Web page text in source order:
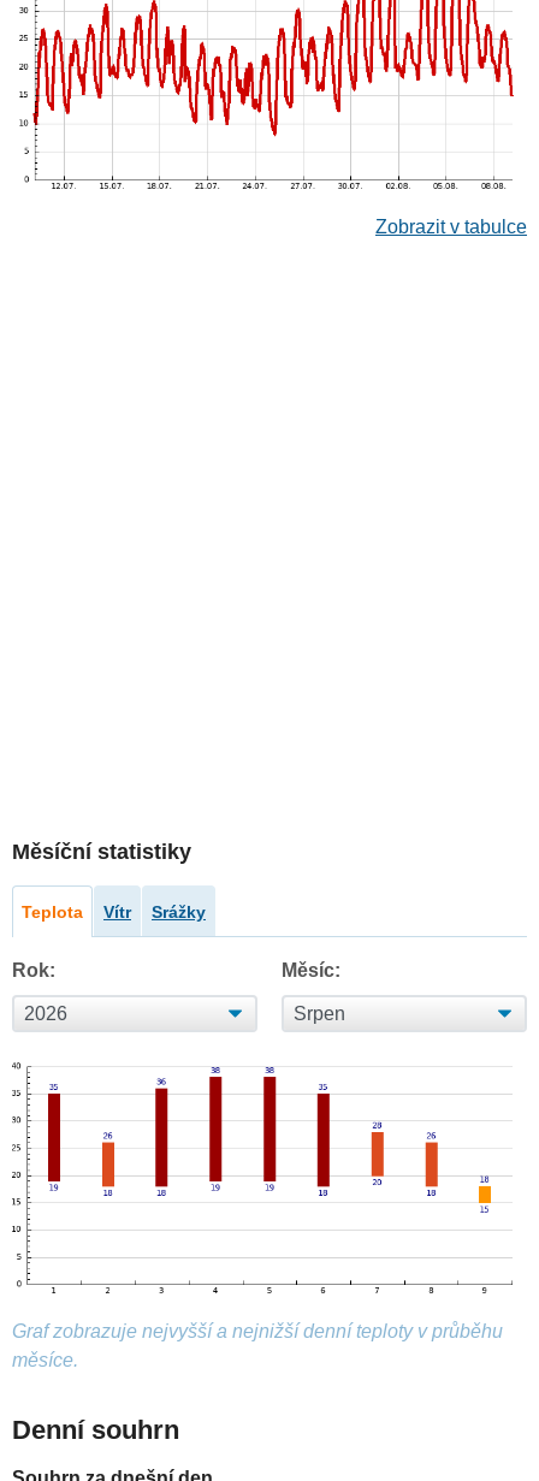
Zobrazit v tabulce
Měsíční statistiky
Teplota Vítr Srážky
Rok: Měsíc:
Graf zobrazuje nejvyšší a nejnižší denní teploty v průběhu
měsíce.
Denní souhrn